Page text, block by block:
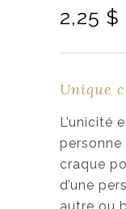
2,25 $
Unique
L’unicité
personne
craque
d’une